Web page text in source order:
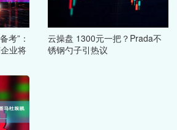
考”：
业将
云操盘 1300元一把？Prada不
锈钢勺子引热议